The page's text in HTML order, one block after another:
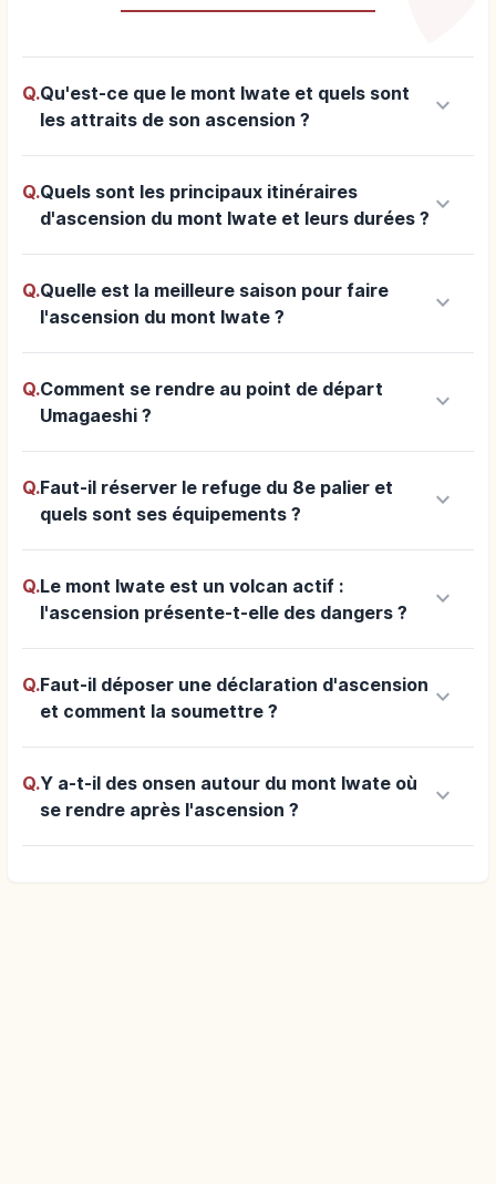
Q.Qu'est-ce que le mont Iwate et quels sont
les attraits de son ascension ?
keyboard_arrow_down
Q.Quels sont les principaux itinéraires
d'ascension du mont Iwate et leurs durées ? keyboard_arrow_down
Q.Quelle est la meilleure saison pour faire
l'ascension du mont Iwate ?
keyboard_arrow_down
Q.Comment se rendre au point de départ
Umagaeshi ?
keyboard_arrow_down
Q.Faut-il réserver le refuge du 8e palier et
quels sont ses équipements ?
keyboard_arrow_down
Q.Le mont Iwate est un volcan actif :
l'ascension présente-t-elle des dangers ?
keyboard_arrow_down
Q.Faut-il déposer une déclaration d'ascension
et comment la soumettre ?
keyboard_arrow_down
Q.Y a-t-il des onsen autour du mont Iwate où
se rendre après l'ascension ?
keyboard_arrow_down